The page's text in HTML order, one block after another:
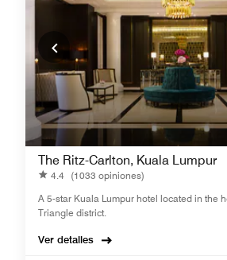
The Ritz-Carlton, Kuala Lumpur
4.4 (1033 opiniones)
A 5-star Kuala Lumpur hotel located in the
Triangle district.
Ver detalles